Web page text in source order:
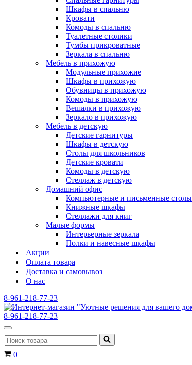
Шкафы в спальню
Кровати
Комоды в спальню
Туалетные столики
Тумбы прикроватные
Зеркала в спальню
Мебель в прихожую
Модульные прихожие
Шкафы в прихожую
Обувницы в прихожую
Комоды в прихожую
Вешалки в прихожую
Зеркало в прихожую
Мебель в детскую
Детские гарнитуры
Шкафы в детскую
Столы для школьников
Детские кровати
Комоды в детскую
Стеллаж в детскую
Домашний офис
Компьютерные и письменные столы
Книжные шкафы
Стеллажи для книг
Малые формы
Интерьерные зеркала
Полки и навесные шкафы
Акции
Оплата товара
Доставка и самовывоз
О нас
8-961-218-77-23
8-961-218-77-23
Меню
навигации
Искать...
Корзина
0